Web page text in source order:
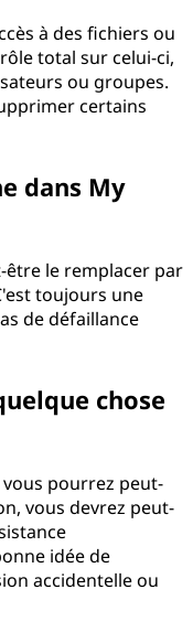
à des fichiers ou
total sur celui-ci,
ou groupes.
certains
dans My
être le remplacer par
toujours une
de défaillance
chose
pourrez peut-
vous devrez peut-
idée de
accidentelle ou